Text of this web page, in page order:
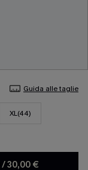
Guida alle taglie
XL(44)
/30,00 €